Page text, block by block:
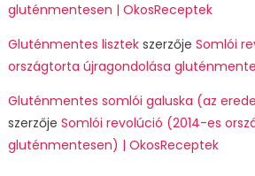
gluténmentesen | OkosReceptek
Gluténmentes lisztekszerzője Somlói
országtorta újragondolása
Gluténmentes somlói galuska (az
szerzője Somlói revolúció (2014-es
gluténmentesen) | OkosReceptek